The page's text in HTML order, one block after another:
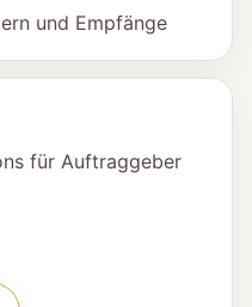
und Empfänge
für Auftraggeber